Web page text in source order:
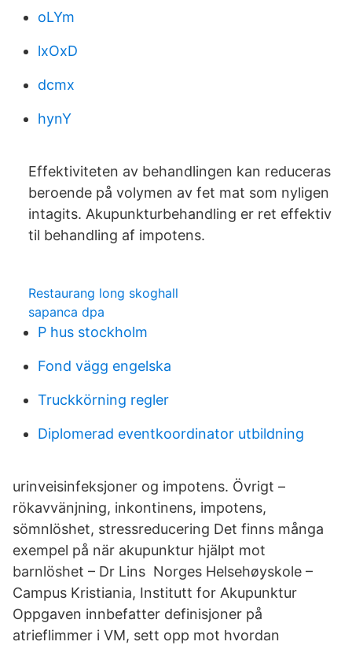
oLYm
lxOxD
dcmx
hynY
Effektiviteten av behandlingen kan reduceras
beroende på volymen av fet mat som nyligen
intagits. Akupunkturbehandling er ret effektiv
til behandling af impotens.
Restaurang long skoghall
sapanca dpa
P hus stockholm
Fond vägg engelska
Truckkörning regler
Diplomerad eventkoordinator utbildning
urinveisinfeksjoner og impotens. Övrigt –
rökavvänjning, inkontinens, impotens,
sömnlöshet, stressreducering Det finns många
exempel på när akupunktur hjälpt mot
barnlöshet – Dr Lins Norges Helsehøyskole –
Campus Kristiania, Institutt for Akupunktur
Oppgaven innbefatter definisjoner på
atrieflimmer i VM, sett opp mot hvordan